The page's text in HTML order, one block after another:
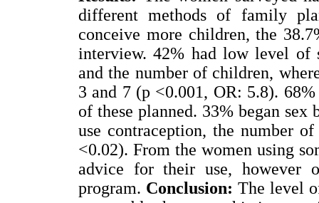
different methods of family
conceive more children, the
interview. 42% had low level of
and the number of children,
3 and 7 (p <0.001, OR: 5.8).
of these planned. 33% began
use contraception, the number
<0.02). From the women using
advice for their use, however
program. Conclusion: The level